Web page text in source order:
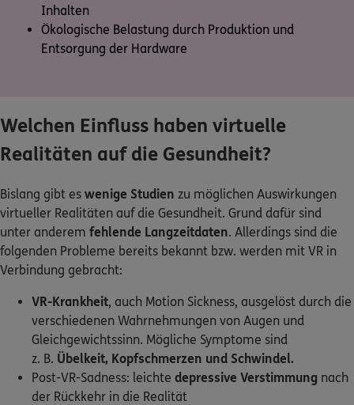
Inhalten
Ökologische Belastung durch Produktion und
Entsorgung der Hardware
Welchen Einfluss haben virtuelle
Realitäten auf die Gesundheit?
Bislang gibt es wenige Studien zu möglichen Auswirkungen
virtueller Realitäten auf die Gesundheit. Grund dafür sind
unter anderem fehlende Langzeitdaten. Allerdings sind die
folgenden Probleme bereits bekannt bzw. werden mit VR in
Verbindung gebracht:
VR-Krankheit, auch Motion Sickness, ausgelöst durch die
verschiedenen Wahrnehmungen von Augen und
Gleichgewichtssinn. Mögliche Symptome sind
z. B. Übelkeit, Kopfschmerzen und Schwindel.
Post-VR-Sadness: leichte depressive Verstimmung nach
der Rückkehr in die Realität